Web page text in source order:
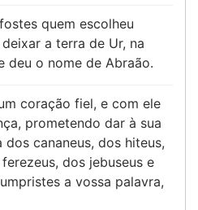
quem escolheu
a terra de Ur, na
deu o nome de Abraão.
coração fiel, e com ele
prometendo dar à sua
cananeus, dos hiteus,
dos jebuseus e
a vossa palavra,